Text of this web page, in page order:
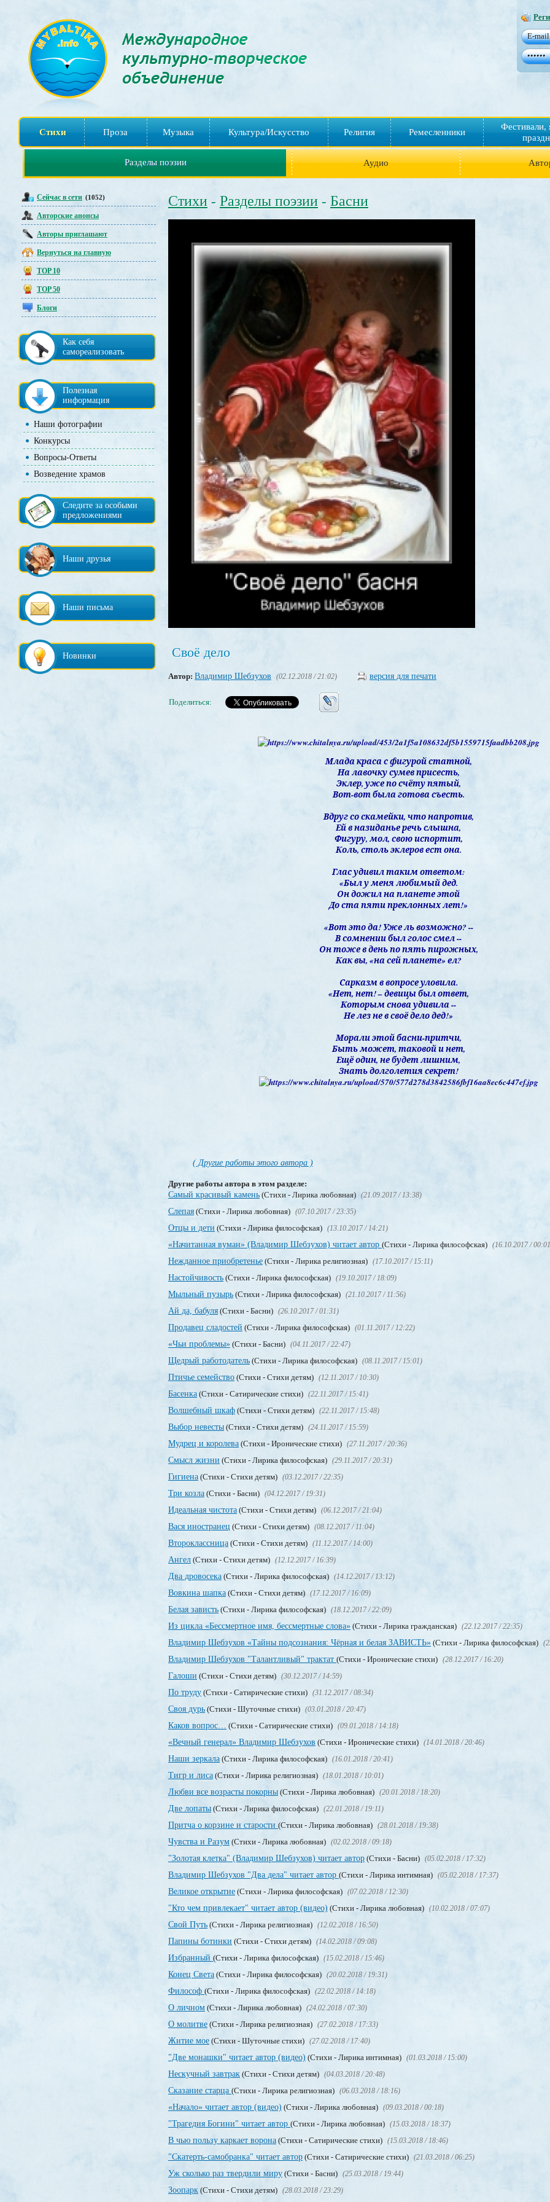
Стихи Проза Музыка Культура/Искусство Религия Ремесленники
Фестивали,
Разделы поэзии Аудио
Сейчас в сети (1052)
Авторские анонсы
Авторы приглашают
Вернуться на главную
TOP 10
TOP 50
Блоги
Как себя
самореализовать
Полезная
информация
Наши фотографии
Конкурсы
Вопросы-Ответы
Возведение храмов
Следите за особыми
предложениями
Наши друзья
Наши письма
Новинки
Стихи - Разделы поэзии - Басни
Своё дело
Автор: Владимир Шебзухов (02.12.2018 / 21:02) версия для печати
Поделиться:
Млада краса с фигурой статной,
На лавочку сумев присесть,
Эклер, уже по счёту пятый,
Вот-вот была готова съесть.
Вдруг со скамейки, что напротив,
Ей в назиданье речь слышна,
Фигуру, мол, свою испортит,
Коль, столь эклеров ест она.
Глас удивил таким ответом:
«Был у меня любимый дед.
Он дожил на планете этой
До ста пяти преклонных лет!»
«Вот это да! Уже ль возможно? --
В сомнении был голос смел --
Он тоже в день по пять пирожных,
Как вы, «на сей планете» ел?
Сарказм в вопросе уловила.
«Нет, нет! – девицы был ответ,
Которым снова удивила --
Не лез не в своё дело дед!»
Морали этой басни-притчи,
Быть может, таковой и нет,
Ещё один, не будет лишним,
Знать долголетия секрет!
( Другие работы этого автора )
Другие работы автора в этом разделе:
Самый красивый камень (Стихи - Лирика любовная) (21.09.2017 / 13:38)
Слепая (Стихи - Лирика любовная) (07.10.2017 / 23:35)
Отцы и дети (Стихи - Лирика философская) (13.10.2017 / 14:21)
«Начитанная вуман» (Владимир Шебзухов) читает автор (Стихи - Лирика философская) (16.10.2017 /
Нежданное приобретенье (Стихи - Лирика религиозная) (17.10.2017 / 15:11)
Настойчивость (Стихи - Лирика философская) (19.10.2017 / 18:09)
Мыльный пузырь (Стихи - Лирика философская) (21.10.2017 / 11:56)
Ай да, бабуля (Стихи - Басни) (26.10.2017 / 01:31)
Продавец сладостей (Стихи - Лирика философская) (01.11.2017 / 12:22)
«Чьи проблемы» (Стихи - Басни) (04.11.2017 / 22:47)
Щедрый работодатель (Стихи - Лирика философская) (08.11.2017 / 15:01)
Птичье семейство (Стихи - Стихи детям) (12.11.2017 / 10:30)
Басенка (Стихи - Сатирические стихи) (22.11.2017 / 15:41)
Волшебный шкаф (Стихи - Стихи детям) (22.11.2017 / 15:48)
Выбор невесты (Стихи - Стихи детям) (24.11.2017 / 15:59)
Мудрец и королева (Стихи - Иронические стихи) (27.11.2017 / 20:36)
Смысл жизни (Стихи - Лирика философская) (29.11.2017 / 20:31)
Гигиена (Стихи - Стихи детям) (03.12.2017 / 22:35)
Три козла (Стихи - Басни) (04.12.2017 / 19:31)
Идеальная чистота (Стихи - Стихи детям) (06.12.2017 / 21:04)
Вася иностранец (Стихи - Стихи детям) (08.12.2017 / 11:04)
Второклассница (Стихи - Стихи детям) (11.12.2017 / 14:00)
Ангел (Стихи - Стихи детям) (12.12.2017 / 16:39)
Два дровосека (Стихи - Лирика философская) (14.12.2017 / 13:12)
Вовкина шапка (Стихи - Стихи детям) (17.12.2017 / 16:09)
Белая зависть (Стихи - Лирика философская) (18.12.2017 / 22:09)
Из цикла «Бессмертное имя, бессмертные слова» (Стихи - Лирика гражданская) (22.12.2017 / 22:35)
Владимир Шебзухов «Тайны подсознания: Чёрная и белая ЗАВИСТЬ» (Стихи - Лирика философская)
Владимир Шебзухов "Талантливый" трактат (Стихи - Иронические стихи) (28.12.2017 / 16:20)
Галоши (Стихи - Стихи детям) (30.12.2017 / 14:59)
По труду (Стихи - Сатирические стихи) (31.12.2017 / 08:34)
Своя дурь (Стихи - Шуточные стихи) (03.01.2018 / 20:47)
Каков вопрос… (Стихи - Сатирические стихи) (09.01.2018 / 14:18)
«Вечный генерал» Владимир Шебзухов (Стихи - Иронические стихи) (14.01.2018 / 20:46)
Наши зеркала (Стихи - Лирика философская) (16.01.2018 / 20:41)
Тигр и лиса (Стихи - Лирика религиозная) (18.01.2018 / 10:01)
Любви все возрасты покорны (Стихи - Лирика любовная) (20.01.2018 / 18:20)
Две лопаты (Стихи - Лирика философская) (22.01.2018 / 19:11)
Притча о корзине и старости (Стихи - Лирика любовная) (28.01.2018 / 19:38)
Чувства и Разум (Стихи - Лирика любовная) (02.02.2018 / 09:18)
"Золотая клетка" (Владимир Шебзухов) читает автор (Стихи - Басни) (05.02.2018 / 17:32)
Владимир Шебзухов "Два дела" читает автор (Стихи - Лирика интимная) (05.02.2018 / 17:37)
Великое открытие (Стихи - Лирика философская) (07.02.2018 / 12:30)
"Кто чем привлекает" читает автор (видео) (Стихи - Лирика любовная) (10.02.2018 / 07:07)
Свой Путь (Стихи - Лирика религиозная) (12.02.2018 / 16:50)
Папины ботинки (Стихи - Стихи детям) (14.02.2018 / 09:08)
Избранный (Стихи - Лирика философская) (15.02.2018 / 15:46)
Конец Света (Стихи - Лирика философская) (20.02.2018 / 19:31)
Философ (Стихи - Лирика философская) (22.02.2018 / 14:18)
О личном (Стихи - Лирика любовная) (24.02.2018 / 07:30)
О молитве (Стихи - Лирика религиозная) (27.02.2018 / 17:33)
Житие мое (Стихи - Шуточные стихи) (27.02.2018 / 17:40)
"Две монашки" читает автор (видео) (Стихи - Лирика интимная) (01.03.2018 / 15:00)
Нескучный завтрак (Стихи - Стихи детям) (04.03.2018 / 20:48)
Сказание старца (Стихи - Лирика религиозная) (06.03.2018 / 18:16)
«Начало» читает автор (видео) (Стихи - Лирика любовная) (09.03.2018 / 00:18)
"Трагедия Богини" читает автор (Стихи - Лирика любовная) (15.03.2018 / 18:37)
В чью пользу каркает ворона (Стихи - Сатирические стихи) (15.03.2018 / 18:46)
"Скатерть-самобранка" читает автор (Стихи - Сатирические стихи) (21.03.2018 / 06:25)
Уж сколько раз твердили миру (Стихи - Басни) (25.03.2018 / 19:44)
Зоопарк (Стихи - Стихи детям) (28.03.2018 / 23:29)